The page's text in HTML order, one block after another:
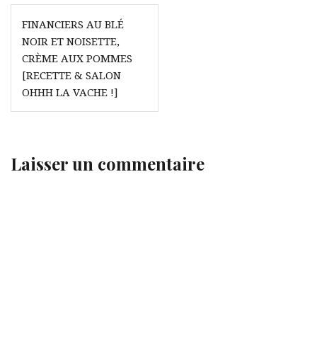
Navigation
de
l’article
FINANCIERS AU BLÉ
NOIR ET NOISETTE,
CRÈME AUX POMMES
[RECETTE & SALON
OHHH LA VACHE !]
Laisser un commentaire